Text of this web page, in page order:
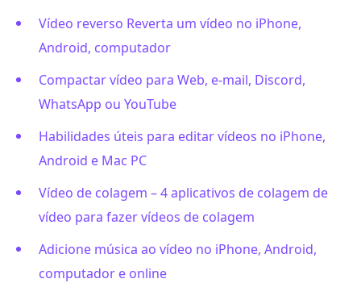
Vídeo reverso Reverta um vídeo no iPhone,
Android, computador
Compactar vídeo para Web, e-mail, Discord,
WhatsApp ou YouTube
Habilidades úteis para editar vídeos no iPhone,
Android e Mac PC
Vídeo de colagem – 4 aplicativos de colagem de
vídeo para fazer vídeos de colagem
Adicione música ao vídeo no iPhone, Android,
computador e online